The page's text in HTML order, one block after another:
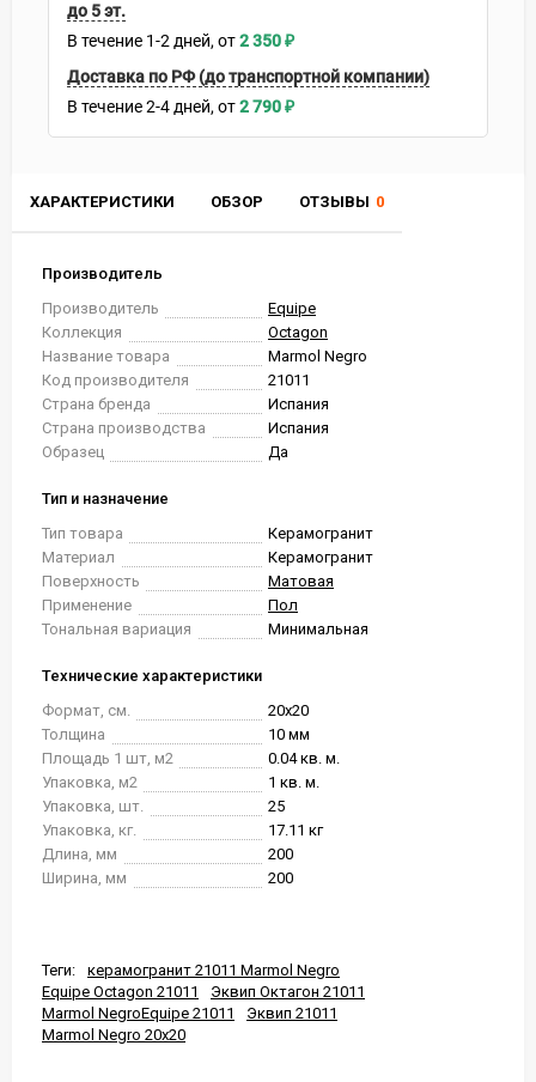
ХАРАКТЕРИСТИКИ ОБЗОР ОТЗЫВЫ 0
Производитель
Производитель
Equipe
Коллекция
Octagon
Название товара
Marmol Negro
Код производителя
21011
Страна бренда
Испания
Страна производства
Испания
Образец
Да
Тип и назначение
Тип товара
Керамогранит
Материал
Керамогранит
Поверхность
Матовая
Применение
Пол
Тональная вариация
Минимальная
Технические характеристики
Формат, см.
20x20
Толщина
10 мм
Площадь 1 шт, м2
0.04 кв. м.
Упаковка, м2
1 кв. м.
Упаковка, шт.
25
Упаковка, кг.
17.11 кг
Длина, мм
200
Ширина, мм
200
Теги:
керамогранит 21011 Marmol Negro
Equipe Octagon 21011
Эквип Октагон 21011
Marmol NegroEquipe 21011
Эквип 21011
Marmol Negro 20x20
до 5 эт.
В течение 1-2 дней 2 350₽
Доставка по РФ (до транспортной компании)
В течение2-4 дней 2 790₽